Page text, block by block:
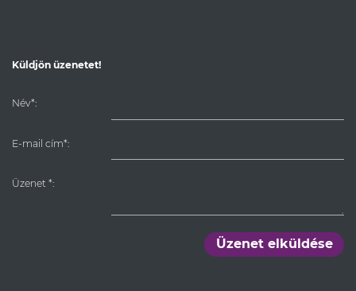
Küldjön üzenetet!
Név*:
E-mail cím*:
Üzenet *:
Üzenet elküldése